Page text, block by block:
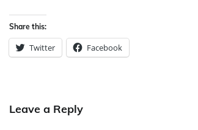
Share this:
Twitter Facebook
Leave a Reply